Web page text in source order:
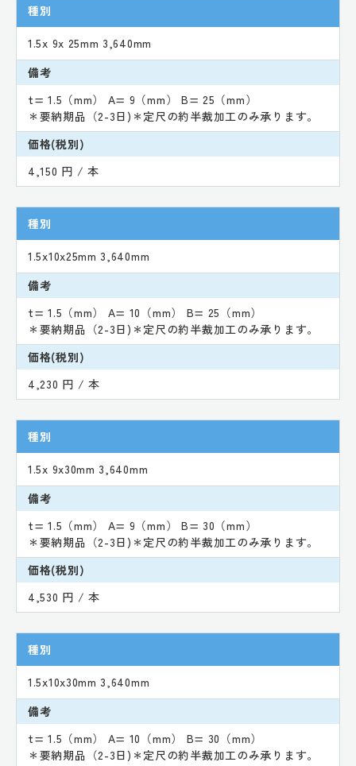
種別
1.5x 9x 25mm 3,640mm
備考
t= 1.5（mm） A= 9（mm） B= 25（mm）
＊要納期品（2-3日)＊定尺の約半裁加工のみ承ります。
価格(税別)
4,150 円 / 本
種別
1.5x10x25mm 3,640mm
備考
t= 1.5（mm） A= 10（mm） B= 25（mm）
＊要納期品（2-3日)＊定尺の約半裁加工のみ承ります。
価格(税別)
4,230 円 / 本
種別
1.5x 9x30mm 3,640mm
備考
t= 1.5（mm） A= 9（mm） B= 30（mm）
＊要納期品（2-3日)＊定尺の約半裁加工のみ承ります。
価格(税別)
4,530 円 / 本
種別
1.5x10x30mm 3,640mm
備考
t= 1.5（mm） A= 10（mm） B= 30（mm）
＊要納期品（2-3日)＊定尺の約半裁加工のみ承ります。